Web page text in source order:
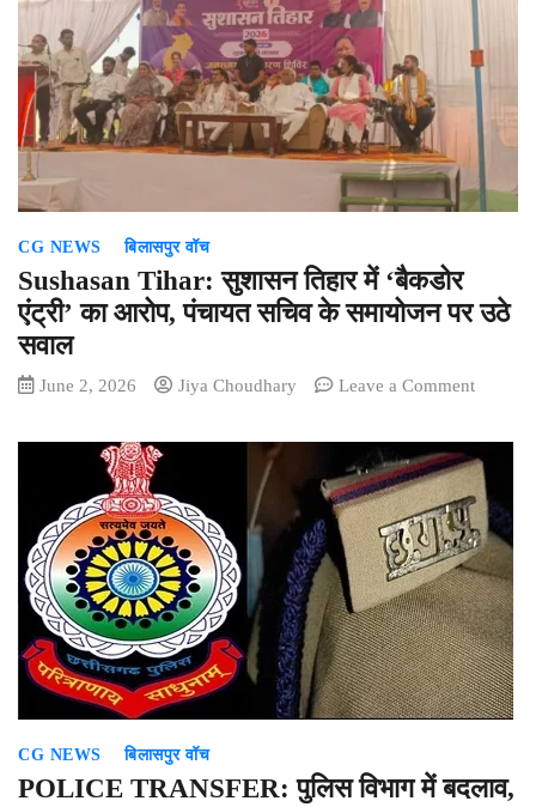
यू-
टर्न!
निष्कासित
9
सदस्यों
को
मिली
CG NEWS बिलासपुर वॉच
Sushasan Tihar: सुशासन तिहार में ‘बैकडोर
एंट्री’ का आरोप, पंचायत सचिव के समायोजन पर उठे
सवाल
June 2, 2026 Jiya Choudhary Leave a Commenton
सुशासन
तिहार
‘बैकडोर
एंट्री’
का
आरोप,
पंचायत
सचिव
के
समायोजन
उठे
CG NEWS बिलासपुर वॉच
POLICE TRANSFER: पुलिस विभाग में बदलाव,